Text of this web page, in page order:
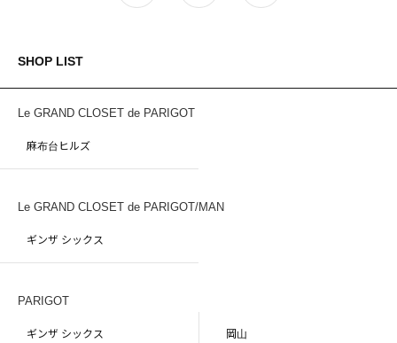
SHOP LIST
Le GRAND CLOSET de PARIGOT
麻布台ヒルズ
Le GRAND CLOSET de PARIGOT/MAN
ギンザ シックス
PARIGOT
ギンザ シックス 岡山